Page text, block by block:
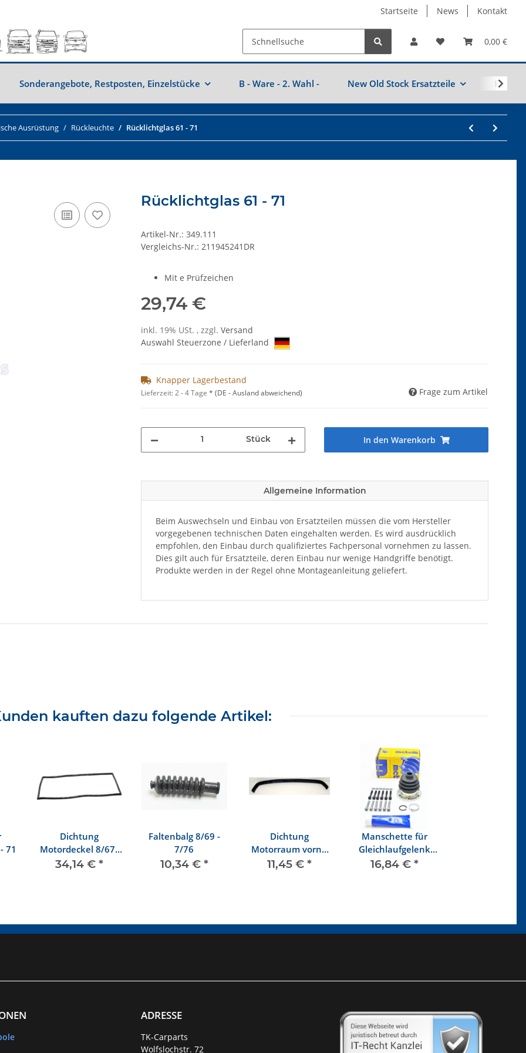
Startseite News Kontakt
0,00 €
Sonderangebote, Restposten, Einzelstücke B - Ware - 2. Wahl - New Old Stock Ersatzteile
Ausrüstung Rückleuchte Rücklichtglas 61 - 71
Rücklichtglas 61 - 71
Artikel-Nr.: 349.111
Vergleichs-Nr.: 211945241DR
Mit e Prüfzeichen
29,74 €
inkl. 19% USt. , zzgl. Versand
Auswahl Steuerzone / Lieferland
Knapper Lagerbestand
Lieferzeit:2 - 4 Tage * (DE - Ausland abweichend) Frage zum Artikel
Stück In den Warenkorb
Allgemeine Information
Beim Auswechseln und Einbau von Ersatzteilen müssen die vom Hersteller
vorgegebenen technischen Daten eingehalten werden. Es wird ausdrücklich
empfohlen, den Einbau durch qualifiziertes Fachpersonal vornehmen zu lassen.
Dies gilt auch für Ersatzteile, deren Einbau nur wenige Handgriffe benötigt.
Produkte werden in der Regel ohne Montageanleitung geliefert.
kauften dazu folgende Artikel:
71
Dichtung
Motordeckel 8/67-
7/71
34,14 € *
Faltenbalg 8/69 -
7/76
10,34 € *
Dichtung
Motorraum vorne
über Getriebe
11,45 € *
Manschette für
Gleichlaufgelenk
hinten mit
16,84 € *
ADRESSE
TK-Carparts
Wolfslochstr. 72